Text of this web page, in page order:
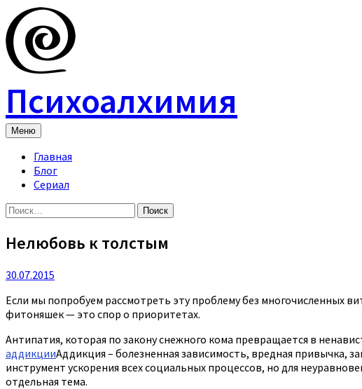
Skip
to
content
Психоалхимия
Меню
Главная
Блог
Сериал
Найти:
Нелюбовь к толстым
30.07.2015
Если мы попробуем рассмотреть эту проблему без многочисленных
фитоняшек — это спор о приоритетах.
Антипатия, которая по закону снежного кома превращается в
аддикцииАддикция – болезненная зависимость, вредная привычка,
инструмент ускорения всех социальных процессов, но для
отдельная тема.